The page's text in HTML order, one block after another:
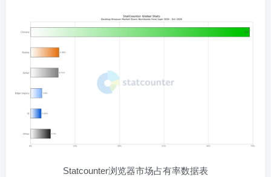
Statcounter浏览器市场占有率数据表